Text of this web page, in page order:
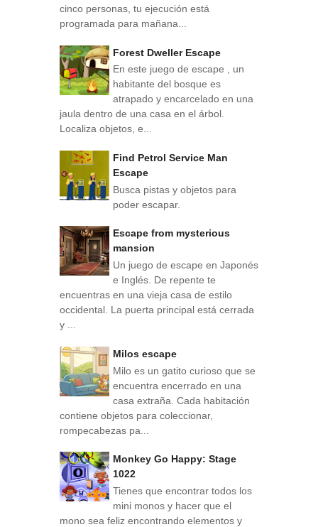
cinco personas, tu ejecución está
programada para mañana...
Forest Dweller Escape
En este juego de escape , un
habitante del bosque es
atrapado y encarcelado en una
jaula dentro de una casa en el árbol.
Localiza objetos, e...
Find Petrol Service Man
Escape
Busca pistas y objetos para
poder escapar.
Escape from mysterious
mansion
Un juego de escape en Japonés
e Inglés. De repente te
encuentras en una vieja casa de estilo
occidental. La puerta principal está cerrada
y ...
Milos escape
Milo es un gatito curioso que se
encuentra encerrado en una
casa extraña. Cada habitación
contiene objetos para coleccionar,
rompecabezas pa...
Monkey Go Happy: Stage
1022
Tienes que encontrar todos los
mini monos y hacer que el
mono sea feliz encontrando elementos y